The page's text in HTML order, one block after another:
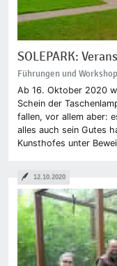
SOLEPARK:
Führungen und
Ab 16. Oktober 2020
Schein der
fallen, vor allem aber:
alles auch sein Gutes
Kunsthofes unter
12.10.2020